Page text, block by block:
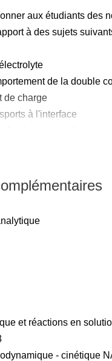
aux étudiants des
à des sujets
de la double
de charge
à l'interface
de potentiel
2 créneaux de TD + 1
et réactions en
- cinétique